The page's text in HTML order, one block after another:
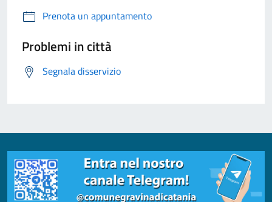
Prenota un appuntamento
Problemi in città
Segnala disservizio